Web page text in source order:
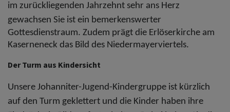
im zurückliegenden Jahrzehnt sehr ans Herz
gewachsen Sie ist ein bemerkenswerter
Gottesdienstraum. Zudem prägt die Erlöserkirche am
Kaserneneck das Bild des Niedermayerviertels.
Der Turm aus Kindersicht
Unsere Johanniter-Jugend-Kindergruppe ist kürzlich
auf den Turm geklettert und die Kinder haben ihre